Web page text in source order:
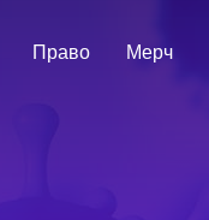
Право Мерч